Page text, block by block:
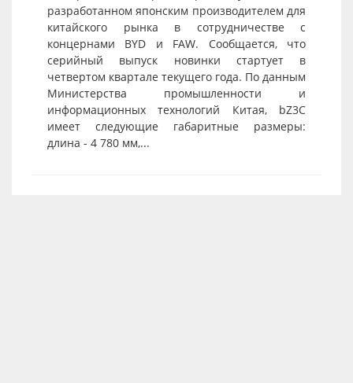
разработанном японским производителем для
китайского рынка в сотрудничестве с
концернами BYD и FAW. Сообщается, что
серийный выпуск новинки стартует в
четвертом квартале текущего года. По данным
Министерства промышленности и
информационных технологий Китая, bZ3C
имеет следующие габаритные размеры:
длина - 4 780 мм,...